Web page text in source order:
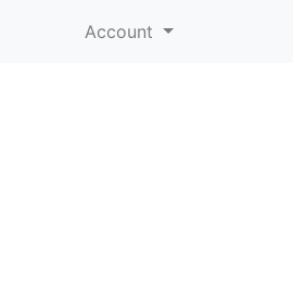
Account